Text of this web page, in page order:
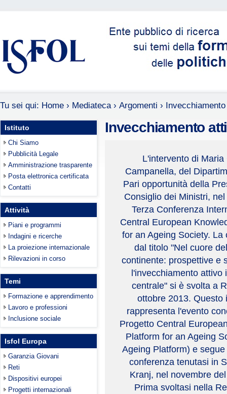
Tu sei qui: Home › Mediateca › Argomenti ›
Istituto
Chi Siamo
Pubblicità Legale
Amministrazione trasparente
Posta elettronica certificata
Contatti
Attività
Piani e programmi
Indagini e ricerche
La proiezione internazionale
Rilevazioni in corso
Temi
Formazione e apprendimento
Lavoro e professioni
Inclusione sociale
Isfol Europa
Garanzia Giovani
Reti
Dispositivi europei
Progetti internazionali
Invecchiamento
L'intervento di Maria
Campanella, del
Pari opportunità della
Consiglio dei Ministri,
Terza Conferenza
Central European
for an Ageing Society. La
dal titolo "Nel cuore
continente: prospettive e
l'invecchiamento attivo
centrale" si è svolta a
ottobre 2013. Questo
rappresenta l'evento
Progetto Central
Platform for an Ageing
Ageing Platform) e
conferenza tenutasi in
Kranj, nel novembre
Prima svoltasi nella